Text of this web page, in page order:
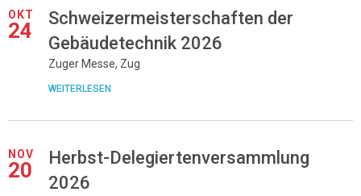
OKT
24
Schweizermeisterschaften der
Gebäudetechnik 2026
Zuger Messe, Zug
WEITERLESEN
NOV
20
Herbst-Delegiertenversammlung
2026